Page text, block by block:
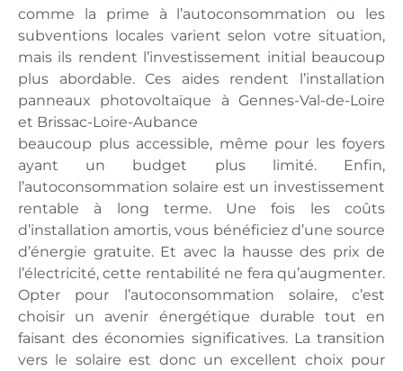
comme la prime à l’autoconsommation ou les
subventions locales varient selon votre situation,
mais ils rendent l’investissement initial beaucoup
plus abordable. Ces aides rendent l’installation
panneaux photovoltaïque à Gennes-Val-de-Loire
et Brissac-Loire-Aubance
beaucoup plus accessible, même pour les foyers
ayant un budget plus limité. Enfin,
l’autoconsommation solaire est un investissement
rentable à long terme. Une fois les coûts
d’installation amortis, vous bénéficiez d’une source
d’énergie gratuite. Et avec la hausse des prix de
l’électricité, cette rentabilité ne fera qu’augmenter.
Opter pour l’autoconsommation solaire, c’est
choisir un avenir énergétique durable tout en
faisant des économies significatives. La transition
vers le solaire est donc un excellent choix pour